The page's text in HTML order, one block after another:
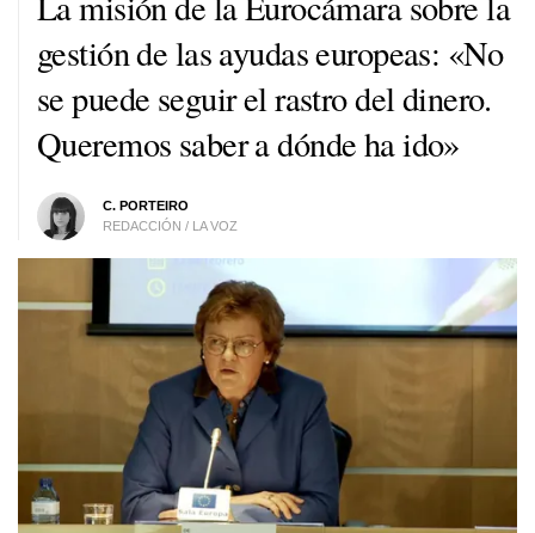
gestión de las ayudas europeas: «No
se puede seguir el rastro del dinero.
Queremos saber a dónde ha ido»
C. PORTEIRO
REDACCIÓN / LA VOZ